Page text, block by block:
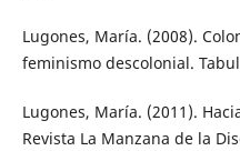
Lugones, María. (2008).
feminismo descolonial.
Lugones, María. (2011).
Revista La Manzana de la